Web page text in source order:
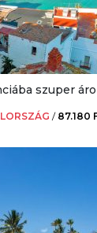
szuper
/ 87.180